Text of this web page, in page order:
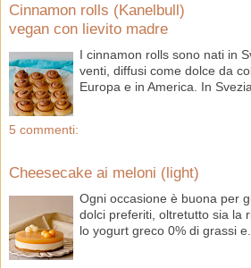
Cinnamon rolls (Kanelbull)
vegan con lievito madre
I cinnamon rolls sono nati in
venti, diffusi come dolce da
Europa e in America. In
5 commenti:
Cheesecake ai meloni (light)
Ogni occasione è buona per
dolci preferiti, oltretutto sia la
lo yogurt greco 0% di grassi e...